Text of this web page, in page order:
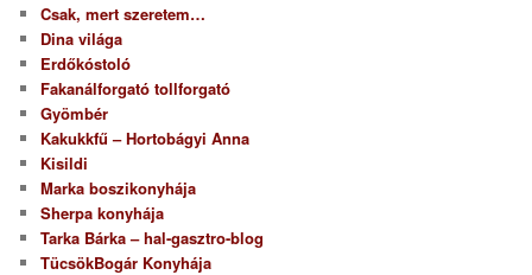
Csak, mert szeretem…
Dina világa
Erdőkóstoló
Fakanálforgató tollforgató
Gyömbér
Kakukkfű – Hortobágyi Anna
Kisildi
Marka boszikonyhája
Sherpa konyhája
Tarka Bárka – hal-gasztro-blog
TücsökBogár Konyhája